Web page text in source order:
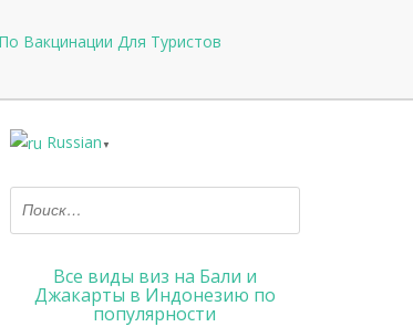
Вакцинации Для Туристов
Russian ▼
Все виды виз на Бали и
Джакарты в Индонезию по
популярности